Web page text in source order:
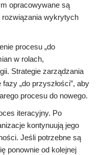
opracowywane są
rozwiązania wykrytych
procesu „do
w rolach,
Strategie zarządzania
„do przyszłości”, aby
procesu do nowego.
iteracyjny. Po
kontynuują jego
Jeśli potrzebne są
ponownie od kolejnej